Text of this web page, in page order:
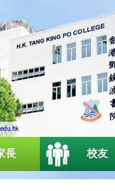
長 校友